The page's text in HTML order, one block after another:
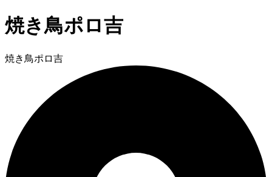
焼き鳥ポロ吉
焼き鳥ポロ吉